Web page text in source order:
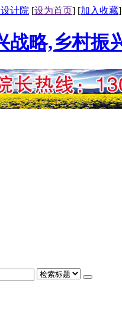
计院 [设为首页] [加入收藏]